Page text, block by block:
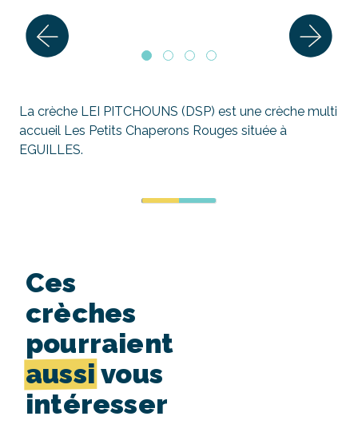
La crèche LEI PITCHOUNS (DSP) est une crèche multi
accueil Les Petits Chaperons Rouges située à
EGUILLES.
Ces
crèches
pourraient
aussi vous
intéresser